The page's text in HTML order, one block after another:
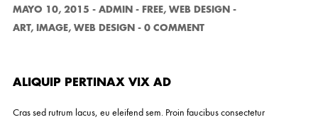
MAYO 10, 2015 - ADMIN - FREE, WEB DESIGN -
ART, IMAGE, WEB DESIGN - 0 COMMENT
ALIQUIP PERTINAX VIX AD
Cras sed rutrum lacus, eu eleifend sem. Proin faucibus consectetur